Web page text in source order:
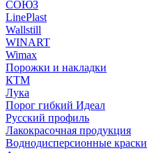
СОЮЗ
LinePlast
Wallstill
WINART
Wimax
Порожки и накладки
КТМ
Лука
Порог гибкий Идеал
Русский профиль
Лакокрасочная продукция
Воднодисперсионные краски